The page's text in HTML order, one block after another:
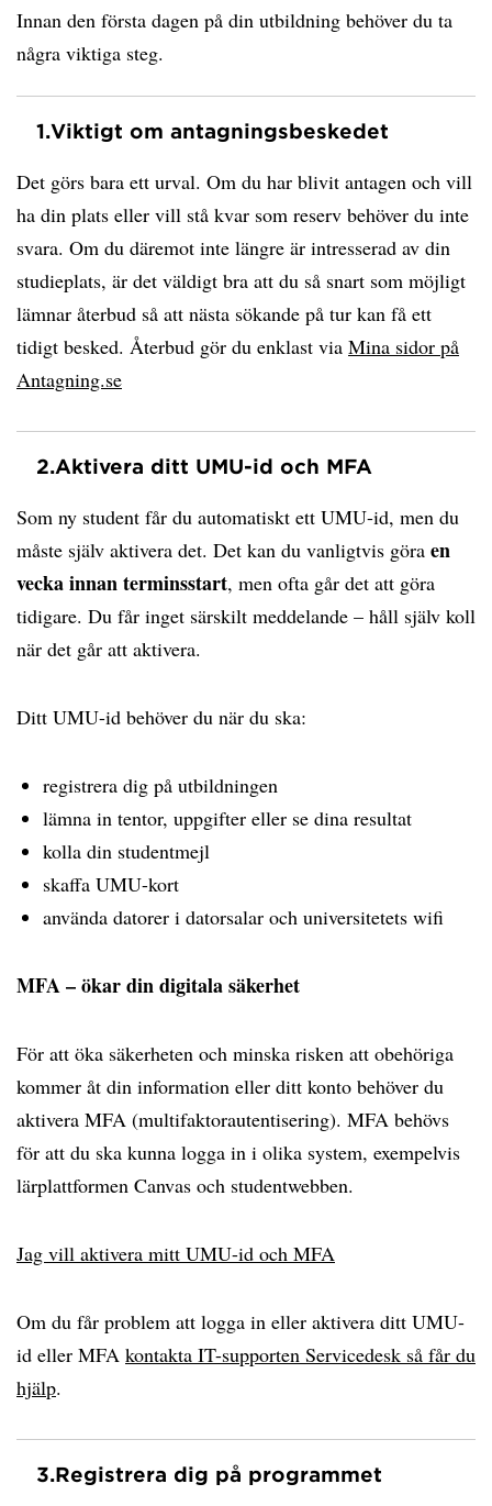
Innan den första dagen på din utbildning behöver du ta
några viktiga steg.
1.Viktigt om antagningsbeskedet
Det görs bara ett urval. Om du har blivit antagen och vill
ha din plats eller vill stå kvar som reserv behöver du inte
svara. Om du däremot inte längre är intresserad av din
studieplats, är det väldigt bra att du så snart som möjligt
lämnar återbud så att nästa sökande på tur kan få ett
tidigt besked. Återbud gör du enklast via Mina sidor på
Antagning.se
2.Aktivera ditt UMU-id och MFA
Som ny student får du automatiskt ett UMU-id, men du
måste själv aktivera det. Det kan du vanligtvis göra en
vecka innan terminsstart, men ofta går det att göra
tidigare. Du får inget särskilt meddelande – håll själv koll
när det går att aktivera.
Ditt UMU-id behöver du när du ska:
registrera dig på utbildningen
lämna in tentor, uppgifter eller se dina resultat
kolla din studentmejl
skaffa UMU-kort
använda datorer i datorsalar och universitetets wifi
MFA – ökar din digitala säkerhet
För att öka säkerheten och minska risken att obehöriga
kommer åt din information eller ditt konto behöver du
aktivera MFA (multifaktorautentisering). MFA behövs
för att du ska kunna logga in i olika system, exempelvis
lärplattformen Canvas och studentwebben.
Jag vill aktivera mitt UMU-id och MFA
Om du får problem att logga in eller aktivera ditt UMU-
id eller MFA kontakta IT-supporten Servicedesk så får du
hjälp.
3.Registrera dig på programmet